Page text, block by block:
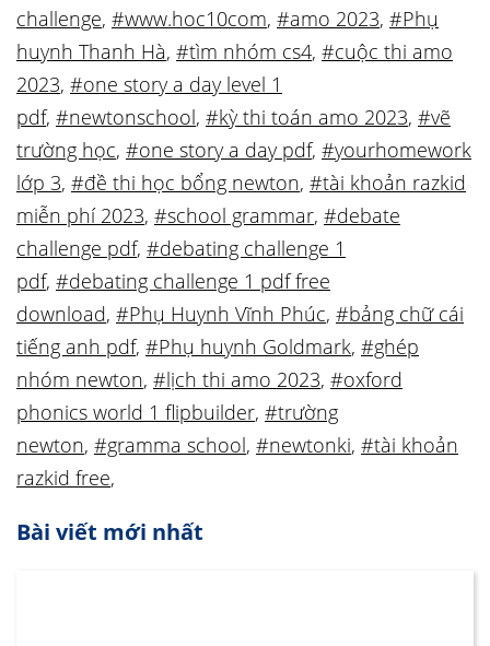
challenge, #www.hoc10com, #amo 2023, #Phụ
huynh Thanh Hà, #tìm nhóm cs4, #cuộc thi amo
2023, #one story a day level 1
pdf, #newtonschool, #kỳ thi toán amo 2023, #vẽ
trường học, #one story a day pdf, #yourhomework
lớp 3, #đề thi học bổng newton, #tài khoản razkid
miễn phí 2023, #school grammar, #debate
challenge pdf, #debating challenge 1
pdf, #debating challenge 1 pdf free
download, #Phụ Huynh Vĩnh Phúc, #bảng chữ cái
tiếng anh pdf, #Phụ huynh Goldmark, #ghép
nhóm newton, #lịch thi amo 2023, #oxford
phonics world 1 flipbuilder, #trường
newton, #gramma school, #newtonki, #tài khoản
razkid free,
Bài viết mới nhất